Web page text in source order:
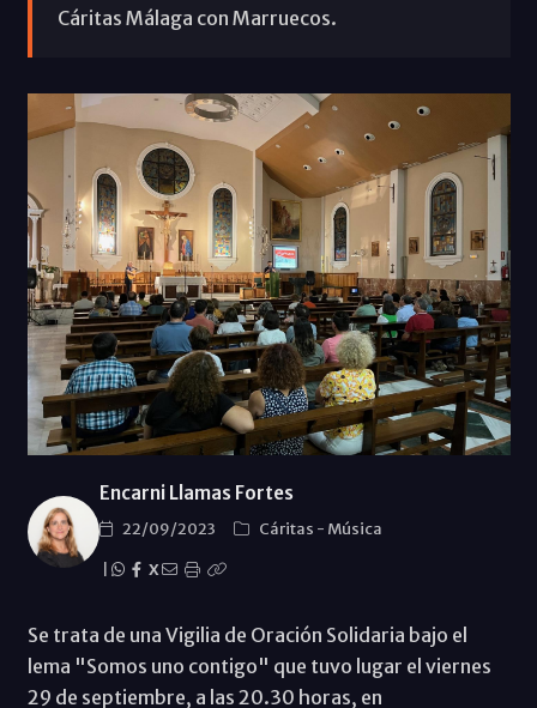
Cáritas Málaga con Marruecos.
Encarni Llamas Fortes
22/09/2023 Cáritas - Música
X
Se trata de una Vigilia de Oración Solidaria bajo el
lema "Somos uno contigo" que tuvo lugar el viernes
29 de septiembre, a las 20.30 horas, en